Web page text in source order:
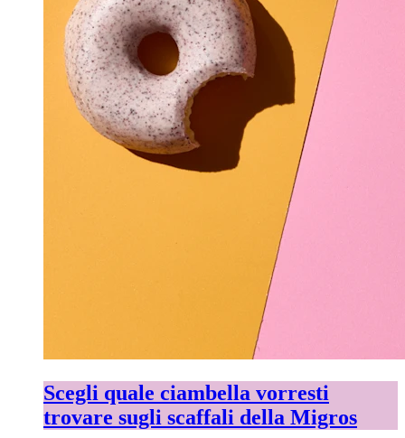
Scegli quale ciambella vorresti
trovare sugli scaffali della Migros